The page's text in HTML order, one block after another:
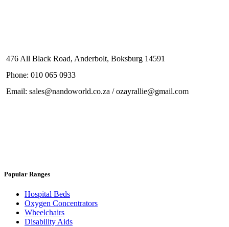
476 All Black Road, Anderbolt, Boksburg 14591
Phone: 010 065 0933
Email: sales@nandoworld.co.za / ozayrallie@gmail.com
Popular Ranges
Hospital Beds
Oxygen Concentrators
Wheelchairs
Disability Aids